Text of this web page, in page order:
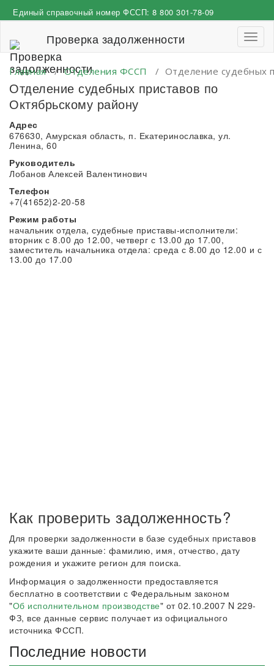
к
Единый справочный номер ФССП: 8 800 301-78-09
Проверка задолженности
Главная/Отделения ФССП / Отделение судебных
Отделение судебных приставов по
Октябрьскому району
Адрес
676630, Амурская область, п. Екатеринославка, ул.
Ленина, 60
Руководитель
Лобанов Алексей Валентинович
Телефон
+7(41652)2-20-58
Режим работы
начальник отдела, судебные приставы-исполнители:
вторник с 8.00 до 12.00, четверг с 13.00 до 17.00,
заместитель начальника отдела: среда с 8.00 до 12.00 и с
13.00 до 17.00
Как проверить задолженность?
Для проверки задолженности в базе судебных приставов
укажите ваши данные: фамилию, имя, отчество, дату
рождения и укажите регион для поиска.
Информация о задолженности предоставляется
бесплатно в соответствии с Федеральным законом
"Об исполнительном производстве" от 02.10.2007 N 229-
ФЗ, все данные сервис получает из официального
источника ФССП.
Последние новости